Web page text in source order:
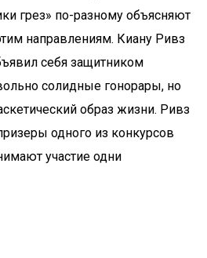
грез» по-разному объясняют
направлениям. Киану Ривз
себя защитником
солидные гонорары, но
образ жизни. Ривз
одного из конкурсов
участие одни